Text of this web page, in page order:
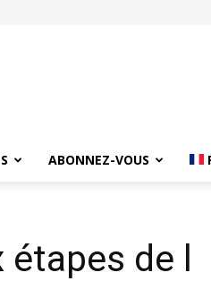
ABONNEZ-VOUS
de l